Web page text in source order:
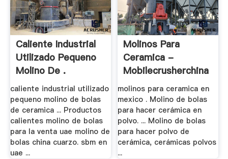
Caliente Industrial
Utilizado Pequeno
Molino De .
caliente industrial utilizado
pequeno molino de bolas
de ceramica ... Productos
calientes molino de bolas
para la venta uae molino de
bolas china cuarzo. sbm en
uae ...
Molinos Para
Ceramica -
Mobilecrusherchina
molinos para ceramica en
mexico . Molino de bolas
para hacer cerámica en
polvo. ... Molino de bolas
para hacer polvo de
cerámica, cerámicas polvos
...